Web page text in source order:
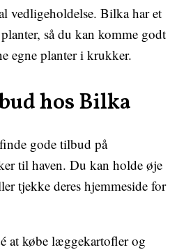
vedligeholdelse. Bilka har et
så du kan komme godt
egne planter i krukker.
hos Bilka
gode tilbud på
til haven. Du kan holde øje
tjekke deres hjemmeside for
at købe læggekartofler og